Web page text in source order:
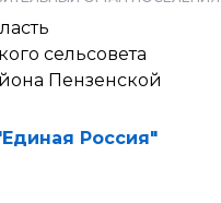
сельсовета
Пензенской
Россия"